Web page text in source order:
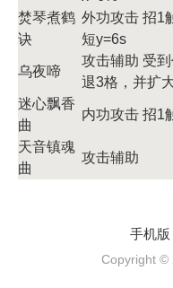
焚琴煮鹤
诀
外功攻击 招1
短y=6s
乌夜啼
攻击辅助 受
退3格，并扩
迷心飘香
曲
内功攻击 招1
天音镇魂
曲
攻击辅助
手机版
Copyright ©